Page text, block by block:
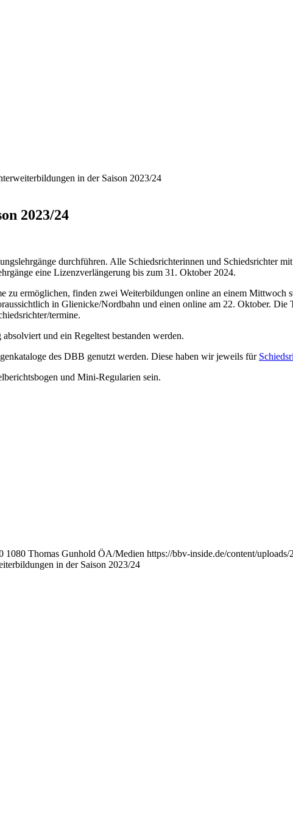
in der Saison 2023/24
2023/24
durchführen. Alle Schiedsrichterinnen und Schiedsrichter
eine Lizenzverlängerung bis zum 31. Oktober 2024.
zu ermöglichen, finden zwei Weiterbildungen online an einem Mittwoch
in Glienicke/Nordbahn und einen online am 22. Oktober.
termine.
und ein Regeltest bestanden werden.
des DBB genutzt werden. Diese haben wir jeweils für
und Mini-Regularien sein.
1080 Thomas Gunhold ÖA/Medien https://bbv-inside.de/content/
in der Saison 2023/24